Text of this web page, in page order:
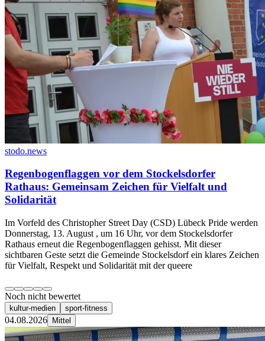
stodo.news
Regenbogenflaggen vor dem Stockelsdorfer
Rathaus: Gemeinsam Zeichen für Vielfalt und
Solidarität
Im Vorfeld des Christopher Street Day (CSD) Lübeck Pride werden
Donnerstag, 13. August , um 16 Uhr, vor dem Stockelsdorfer
Rathaus erneut die Regenbogenflaggen gehisst. Mit dieser
sichtbaren Geste setzt die Gemeinde Stockelsdorf ein klares Zeichen
für Vielfalt, Respekt und Solidarität mit der queere
Noch nicht bewertet
kultur-medien sport-fitness
04.08.2026 Mittel